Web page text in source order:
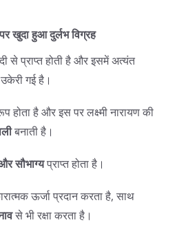
पर खुदा हुआ दुर्लभ विग्रह
से प्राप्त होती है और इसमें अत्यंत
गई है।
होता है और इस पर लक्ष्मी नारायण की
बनाती है।
सौभाग्यप्राप्त होता है।
ऊर्जा प्रदान करता है, साथ
से भी रक्षा करता है।